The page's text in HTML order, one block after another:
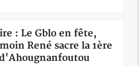
: Le Gblo en fête,
René sacre la 1ère